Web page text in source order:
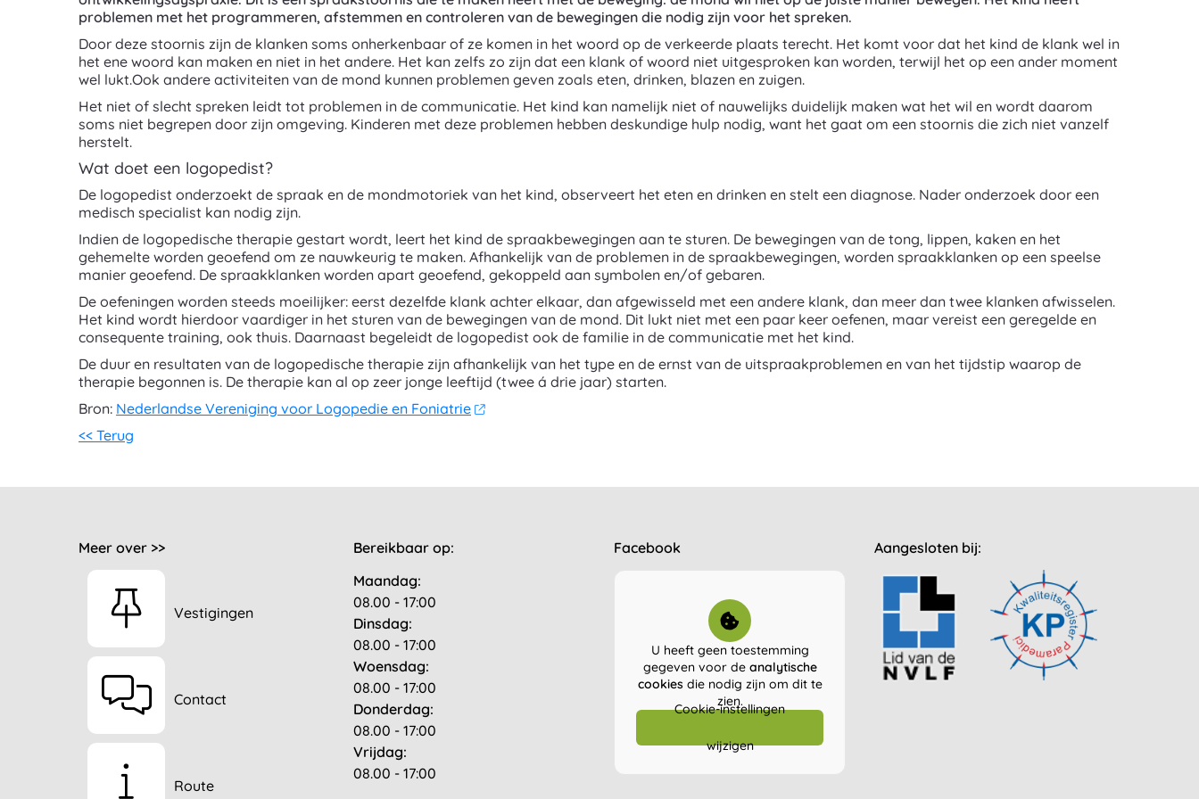
problemen met het programmeren, afstemmen en controleren van de bewegingen die nodig zijn voor het spreken.
Door deze stoornis zijn de klanken soms onherkenbaar of ze komen in het woord op de verkeerde plaats terecht. Het komt voor dat het kind de klank wel in
het ene woord kan maken en niet in het andere. Het kan zelfs zo zijn dat een klank of woord niet uitgesproken kan worden, terwijl het op een ander moment
wel lukt.Ook andere activiteiten van de mond kunnen problemen geven zoals eten, drinken, blazen en zuigen.
Het niet of slecht spreken leidt tot problemen in de communicatie. Het kind kan namelijk niet of nauwelijks duidelijk maken wat het wil en wordt daarom
soms niet begrepen door zijn omgeving. Kinderen met deze problemen hebben deskundige hulp nodig, want het gaat om een stoornis die zich niet vanzelf
herstelt.
Wat doet een logopedist?
De logopedist onderzoekt de spraak en de mondmotoriek van het kind, observeert het eten en drinken en stelt een diagnose. Nader onderzoek door een
medisch specialist kan nodig zijn.
Indien de logopedische therapie gestart wordt, leert het kind de spraakbewegingen aan te sturen. De bewegingen van de tong, lippen, kaken en het
gehemelte worden geoefend om ze nauwkeurig te maken. Afhankelijk van de problemen in de spraakbewegingen, worden spraakklanken op een speelse
manier geoefend. De spraakklanken worden apart geoefend, gekoppeld aan symbolen en/of gebaren.
De oefeningen worden steeds moeilijker: eerst dezelfde klank achter elkaar, dan afgewisseld met een andere klank, dan meer dan twee klanken afwisselen.
Het kind wordt hierdoor vaardiger in het sturen van de bewegingen van de mond. Dit lukt niet met een paar keer oefenen, maar vereist een geregelde en
consequente training, ook thuis. Daarnaast begeleidt de logopedist ook de familie in de communicatie met het kind.
De duur en resultaten van de logopedische therapie zijn afhankelijk van het type en de ernst van de uitspraakproblemen en van het tijdstip waarop de
therapie begonnen is. De therapie kan al op zeer jonge leeftijd (twee á drie jaar) starten.
Bron: Nederlandse Vereniging voor Logopedie en Foniatrie
<< Terug
Meer over >>
Vestigingen
Contact
Route
Bereikbaar op:
Maandag:
08.00 - 17:00
Dinsdag:
08.00 - 17:00
Woensdag:
08.00 - 17:00
Donderdag:
08.00 - 17:00
Vrijdag:
08.00 - 17:00
Facebook
U heeft geen toestemming
gegeven voor de analytische
cookies die nodig zijn om dit te
zien.
Cookie-instellingen
wijzigen
Aangesloten bij: